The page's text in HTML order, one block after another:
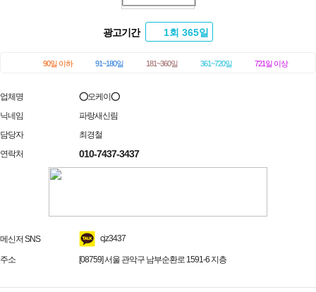
광고기간 1회 365일
90일 이하 91~180일 181~360일 361~720일 721일 이상
업체명
⭕오케이⭕
닉네임
파랑새신림
담당자
최경철
연락처
010-7437-3437
메신저 SNS cjz3437
주소 [08759] 서울 관악구 남부순환로 1591-6 지층